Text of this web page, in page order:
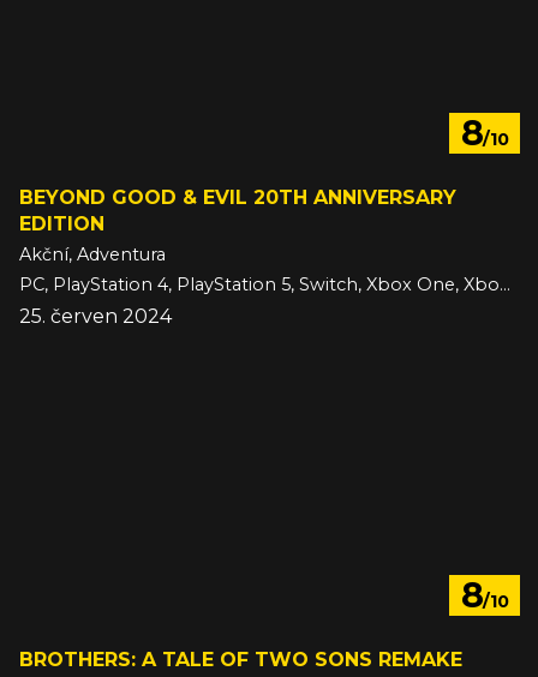
8/10
BEYOND GOOD & EVIL 20TH ANNIVERSARY
EDITION
Akční, Adventura
PC, PlayStation 4, PlayStation 5, Switch, Xbox One, Xbox Series
25. červen 2024
8/10
BROTHERS: A TALE OF TWO SONS REMAKE